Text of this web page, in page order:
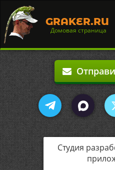
GRAKER.RU
Домовая страница
Студия